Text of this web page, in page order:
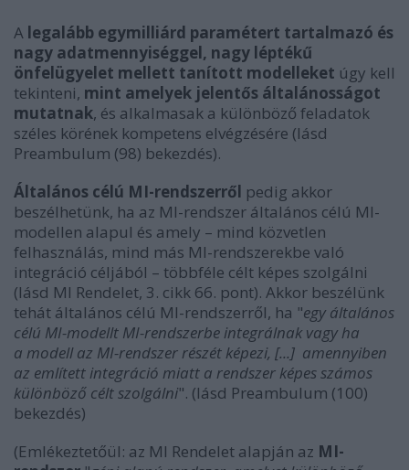
A legalább egymilliárd paramétert tartalmazó és
nagy adatmennyiséggel, nagy léptékű
önfelügyelet mellett tanított modelleket úgy kell
tekinteni, mint amelyek jelentős általánosságot
mutatnak, és alkalmasak a különböző feladatok
széles körének kompetens elvégzésére (lásd
Preambulum (98) bekezdés).
Általános célú MI-rendszerről pedig akkor
beszélhetünk, ha az MI-rendszer általános célú MI-
modellen alapul és amely – mind közvetlen
felhasználás, mind más MI-rendszerekbe való
integráció céljából – többféle célt képes szolgálni
(lásd MI Rendelet, 3. cikk 66. pont). Akkor beszélünk
tehát általános célú MI-rendszerről, ha "egy általános
célú MI-modellt MI-rendszerbe integrálnak vagy ha
a modell az MI-rendszer részét képezi, [...] amennyiben
az említett integráció miatt a rendszer képes számos
különböző célt szolgálni". (lásd Preambulum (100)
bekezdés)
(Emlékeztetőül: az MI Rendelet alapján az MI-